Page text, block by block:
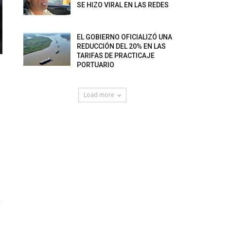
SE HIZO VIRAL EN LAS REDES
EL GOBIERNO OFICIALIZÓ UNA
REDUCCIÓN DEL 20% EN LAS
TARIFAS DE PRACTICAJE
PORTUARIO
Load more